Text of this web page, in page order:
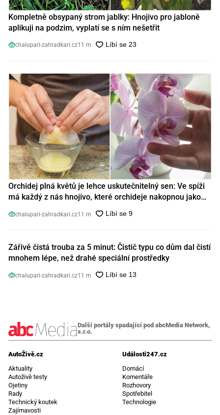
Kompletně obsypaný strom jablky: Hnojivo pro jabloně
aplikuji na podzim, vyplatí se s ním nešetřit
chalupari-zahradkari.cz11 m
Orchidej plná květů je lehce uskutečnitelný sen: Ve spíži
má každý z nás hnojivo, které orchideje nakopnou jako
chalupari-zahradkari.cz11 m
Zářivě čistá trouba za 5 minut: Čistič typu co dům dal čistí
mnohem lépe, než drahé speciální prostředky
chalupari-zahradkari.cz11 m
Další portály spadající pod abcMedia Network,
s.r.o.
AutoŽivě.cz
Aktuality
Autoživě testy
Ojetiny
Rady
Technický koutek
Zajímavosti
Události247.cz
Domácí
Komentáře
Rozhovory
Spotřebitel
Technologie